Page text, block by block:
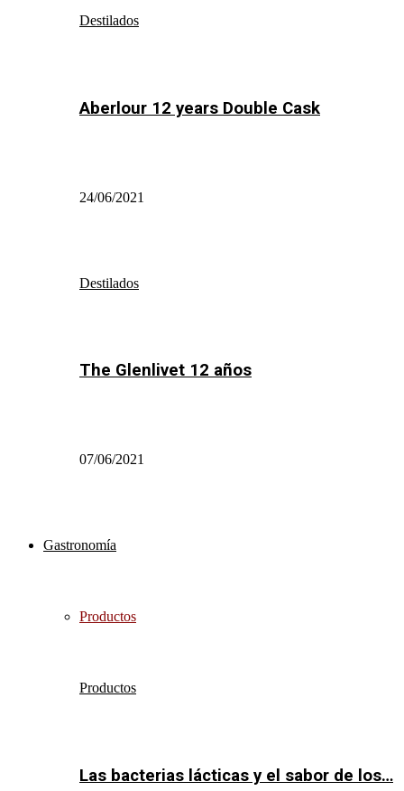
Destilados
Aberlour 12 years Double Cask
24/06/2021
Destilados
The Glenlivet 12 años
07/06/2021
Gastronomía
Productos
Productos
Las bacterias lácticas y el sabor de los…